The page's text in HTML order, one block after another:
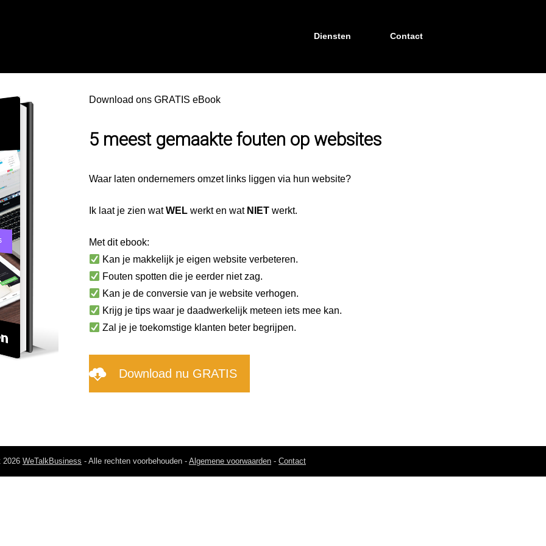
Diensten Contact
Download ons GRATIS eBook
5 meest gemaakte fouten op websites
Waar laten ondernemers omzet links liggen via hun website?
Ik laat je zien watWELwerkt en wat NIETwerkt.
Met dit ebook:
Kan je makkelijk je eigen website verbeteren.
Fouten spotten die je eerder niet zag.
Kan je de conversie van je website verhogen.
Krijg je tips waar je daadwerkelijk meteen iets mee kan.
Zal je je toekomstige klanten beter begrijpen.
Download nu GRATIS
2026 WeTalkBusiness - Alle rechten voorbehouden - Algemene voorwaarden - Contact